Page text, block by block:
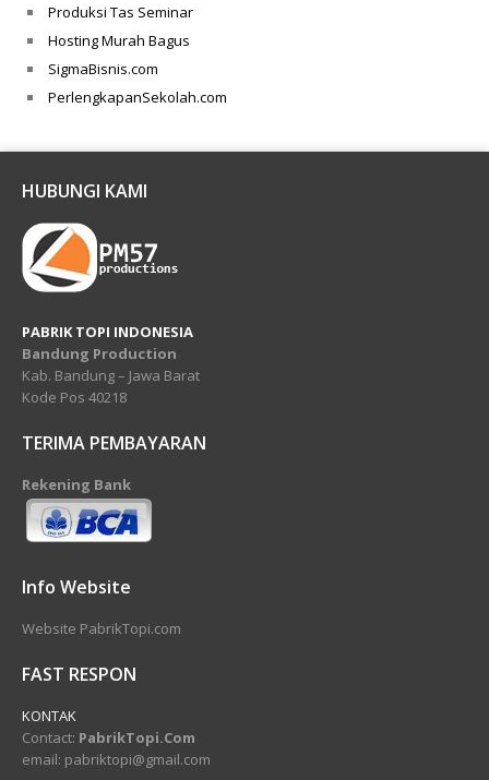
Produksi Tas Seminar
Hosting Murah Bagus
SigmaBisnis.com
PerlengkapanSekolah.com
HUBUNGI KAMI
PABRIK TOPI INDONESIA
Bandung Production
Kab. Bandung – Jawa Barat
Kode Pos 40218
TERIMA PEMBAYARAN
Rekening Bank
Info Website
Website PabrikTopi.com
FAST RESPON
KONTAK
Contact: PabrikTopi.Com
email: pabriktopi@gmail.com